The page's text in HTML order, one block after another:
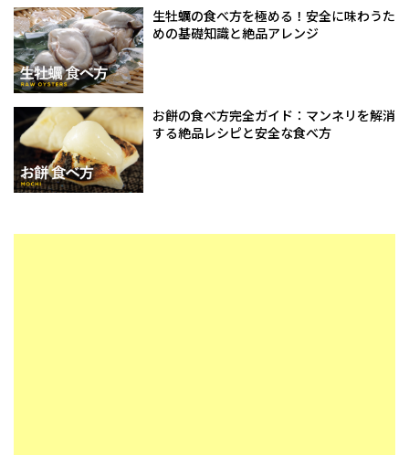
生牡蠣の食べ方を極める！安全に味わうた
めの基礎知識と絶品アレンジ
お餅の食べ方完全ガイド：マンネリを解消
する絶品レシピと安全な食べ方